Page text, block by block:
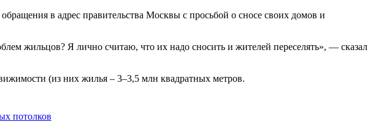
в адрес правительства Москвы с просьбой о сносе своих домов и
жильцов? Я лично считаю, что их надо сносить и жителей переселять», — сказал
(из них жилья – 3–3,5 млн квадратных метров.